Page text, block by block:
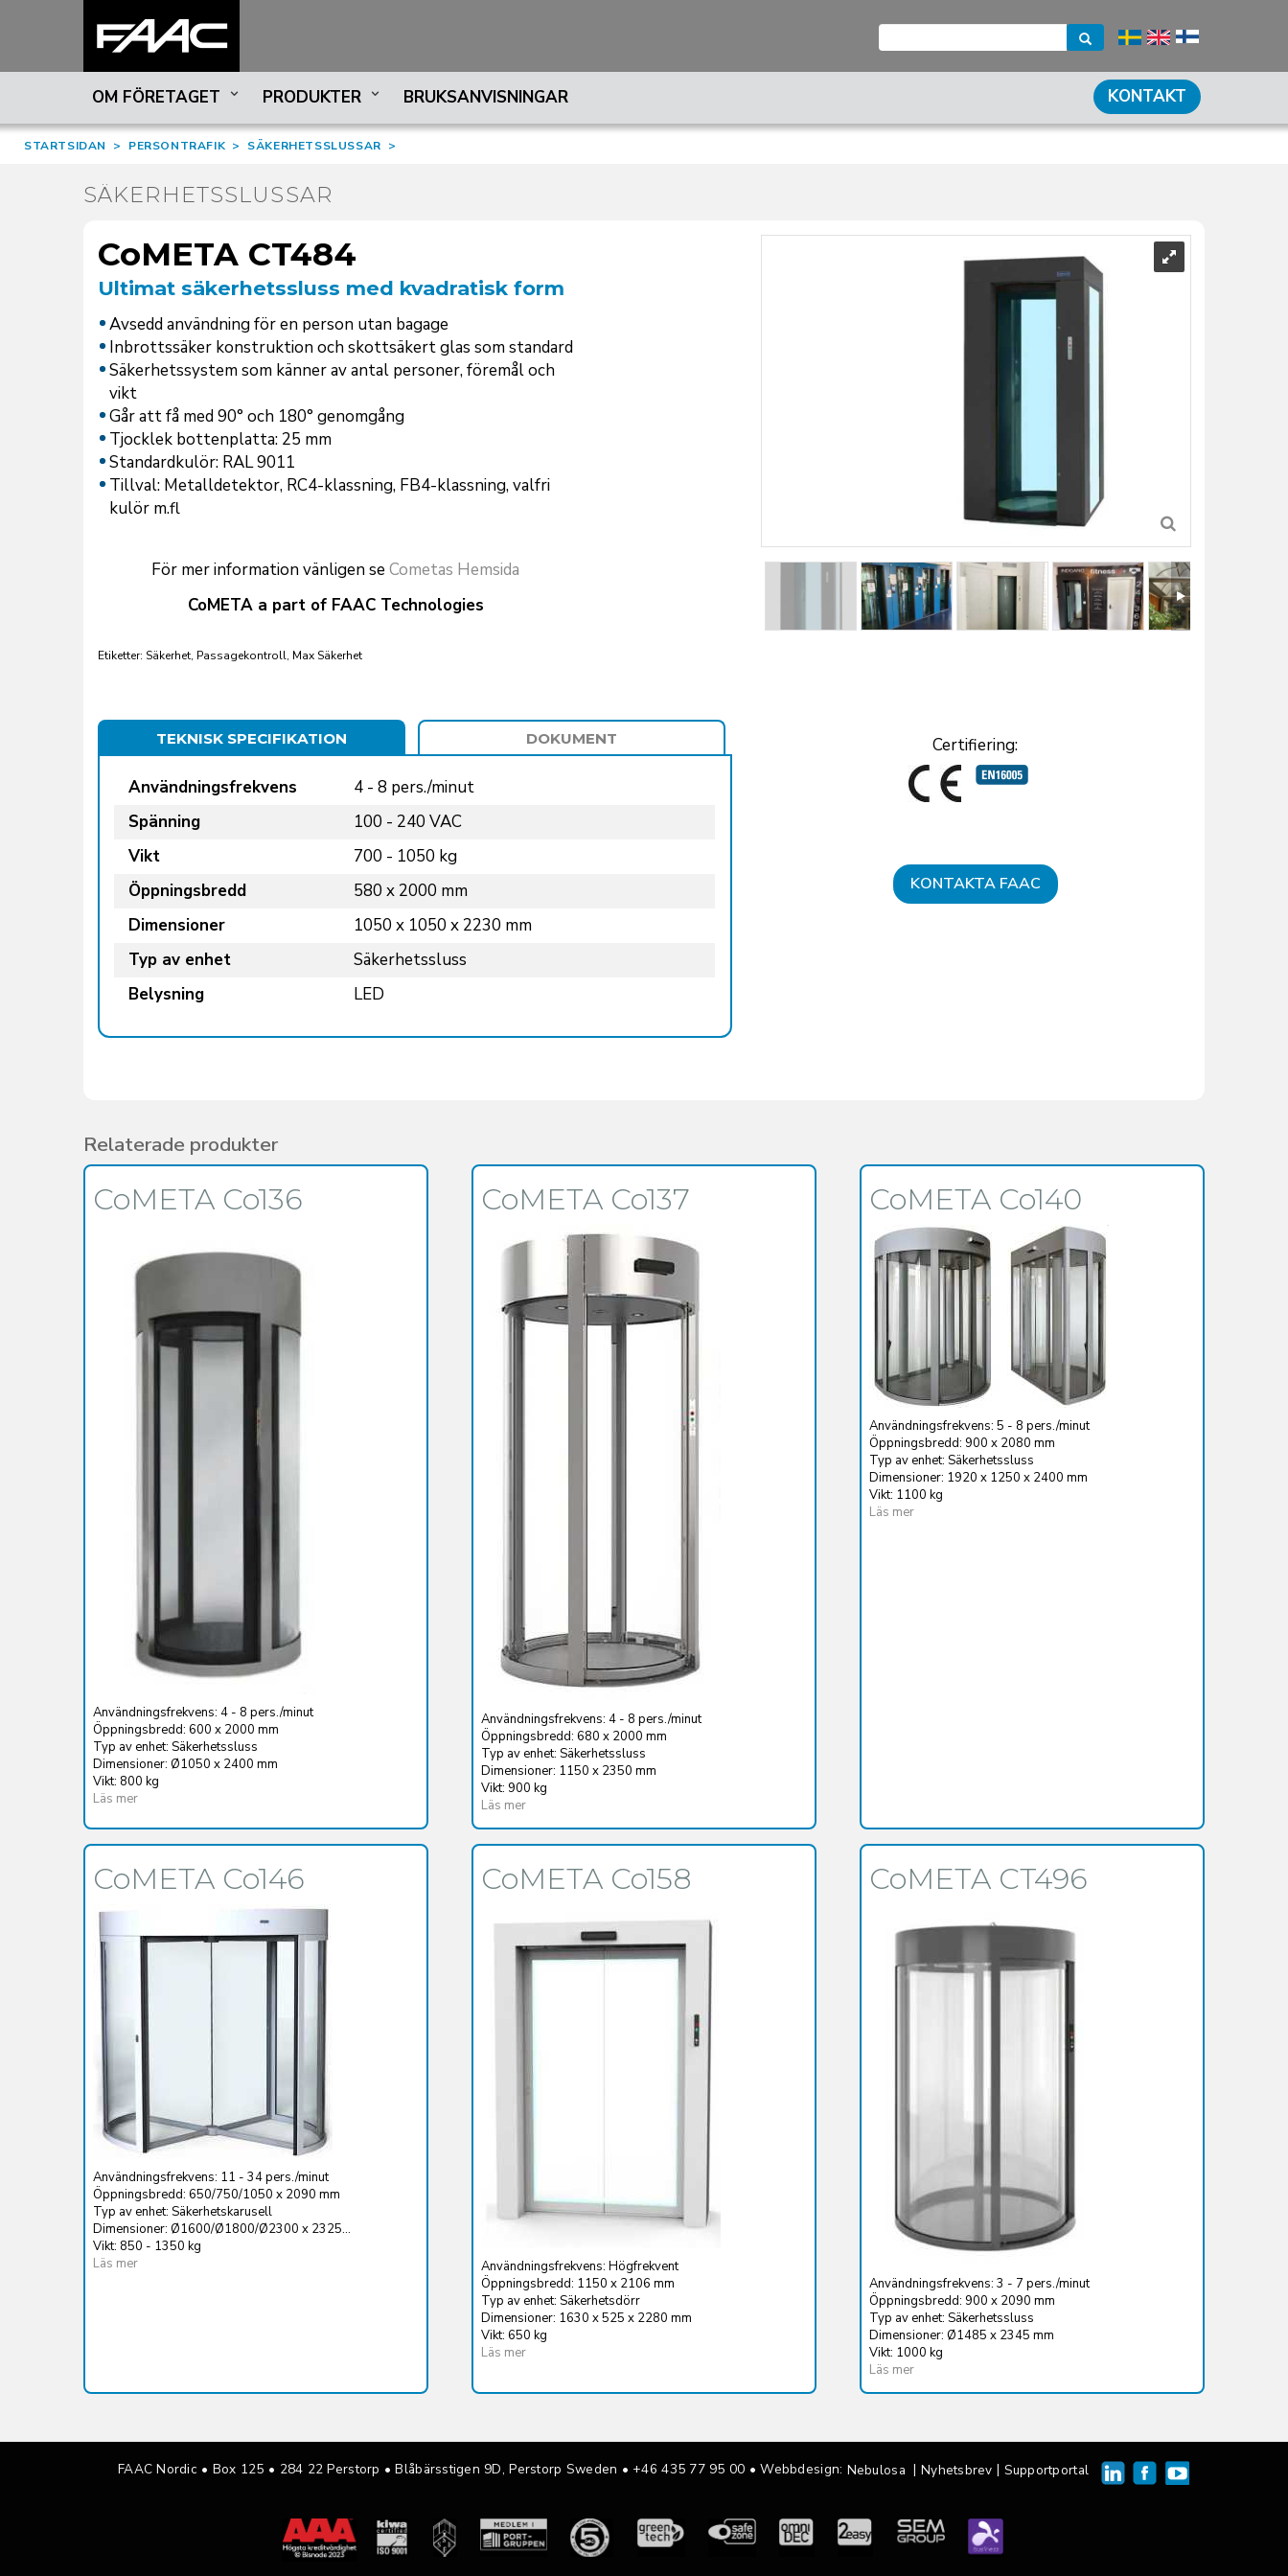
OM FÖRETAGET PRODUKTER BRUKSANVISNINGAR KONTAKT
STARTSIDAN > PERSONTRAFIK > SÄKERHETSSLUSSAR >
SÄKERHETSSLUSSAR
CoMETA CT484
Ultimat säkerhetssluss med kvadratisk form
Avsedd användning för en person utan bagage
Inbrottssäker konstruktion och skottsäkert glas som standard
Säkerhetssystem som känner av antal personer, föremål och
vikt
Går att få med 90° och 180° genomgång
Tjocklek bottenplatta: 25 mm
Standardkulör: RAL 9011
Tillval: Metalldetektor, RC4-klassning, FB4-klassning, valfri
kulör m.fl
För mer information vänligen seCometas Hemsida
CoMETA a part of FAAC Technologies
Etiketter: Säkerhet, Passagekontroll, Max Säkerhet
TEKNISK SPECIFIKATION DOKUMENT
Användningsfrekvens
4 - 8 pers./minut
Spänning
100 - 240 VAC
Vikt
700 - 1050 kg
Öppningsbredd
580 x 2000 mm
Dimensioner
1050 x 1050 x 2230 mm
Typ av enhet
Säkerhetssluss
Belysning
LED
Certifiering:
KONTAKTA FAAC
Relaterade produkter
CoMETA Co136
Användningsfrekvens: 4 - 8 pers./minut
Öppningsbredd: 600 x 2000 mm
Typ av enhet: Säkerhetssluss
Dimensioner: Ø1050 x 2400 mm
Vikt: 800 kg
Läs mer
CoMETA Co137
Användningsfrekvens: 4 - 8 pers./minut
Öppningsbredd: 680 x 2000 mm
Typ av enhet: Säkerhetssluss
Dimensioner: 1150 x 2350 mm
Vikt: 900 kg
Läs mer
CoMETA Co140
Användningsfrekvens: 5 - 8 pers./minut
Öppningsbredd: 900 x 2080 mm
Typ av enhet: Säkerhetssluss
Dimensioner: 1920 x 1250 x 2400 mm
Vikt: 1100 kg
Läs mer
CoMETA Co146
Användningsfrekvens: 11 - 34 pers./minut
Öppningsbredd: 650/750/1050 x 2090 mm
Typ av enhet: Säkerhetskarusell
Dimensioner: Ø1600/Ø1800/Ø2300 x 2325...
Vikt: 850 - 1350 kg
Läs mer
CoMETA Co158
Användningsfrekvens: Högfrekvent
Öppningsbredd: 1150 x 2106 mm
Typ av enhet: Säkerhetsdörr
Dimensioner: 1630 x 525 x 2280 mm
Vikt: 650 kg
Läs mer
CoMETA CT496
Användningsfrekvens: 3 - 7 pers./minut
Öppningsbredd: 900 x 2090 mm
Typ av enhet: Säkerhetssluss
Dimensioner: Ø1485 x 2345 mm
Vikt: 1000 kg
Läs mer
FAAC Nordic • Box 125 • 284 22 Perstorp • Blåbärsstigen 9D, Perstorp Sweden • +46 435 77 95 00 • Webbdesign: Nebulosa | Nyhetsbrev | Supportportal